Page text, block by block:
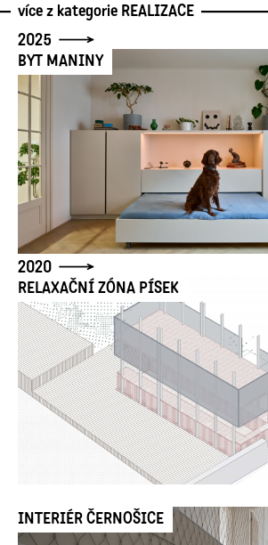
více z kategorie REALIZACE
2025
BYT MANINY
2020
RELAXAČNÍ ZÓNA PÍSEK
INTERIÉR ČERNOŠICE